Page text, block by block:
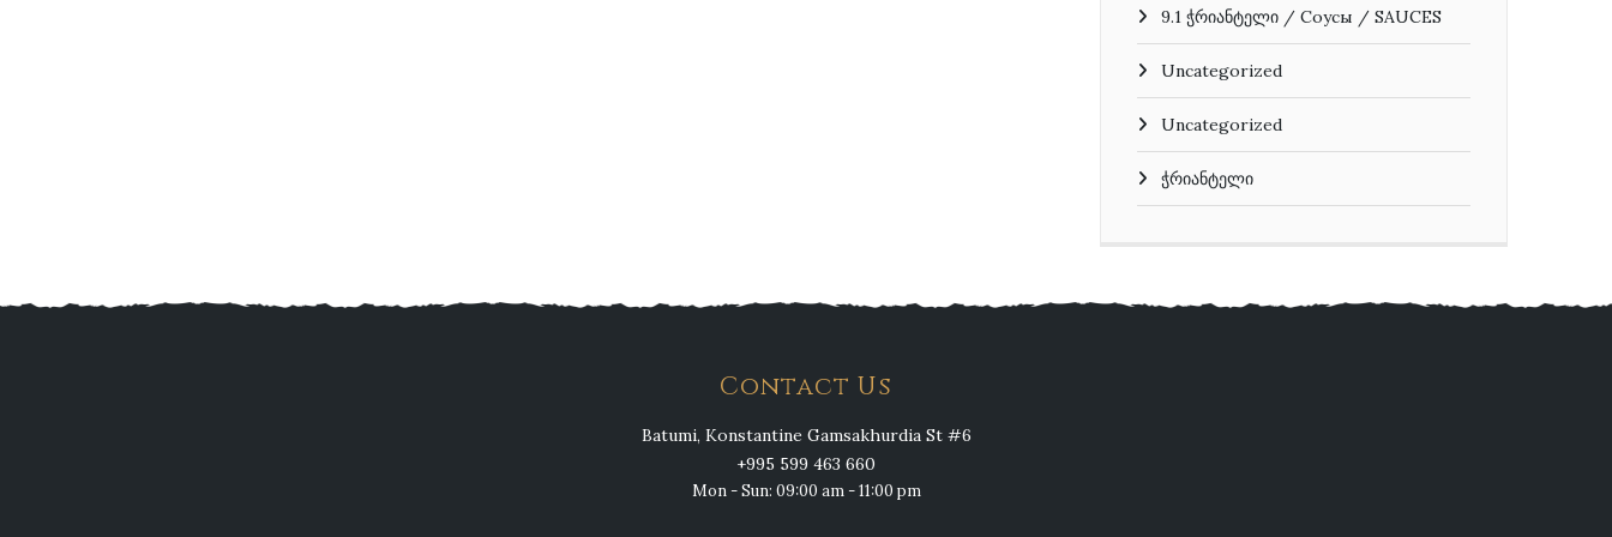
9.1 ჭრიანტელი / Соусы / SAUCES
Uncategorized
Uncategorized
ჭრიანტელი
Contact Us
Batumi, Konstantine Gamsakhurdia St #6
+995 599 463 660
Mon - Sun: 09:00 am - 11:00 pm